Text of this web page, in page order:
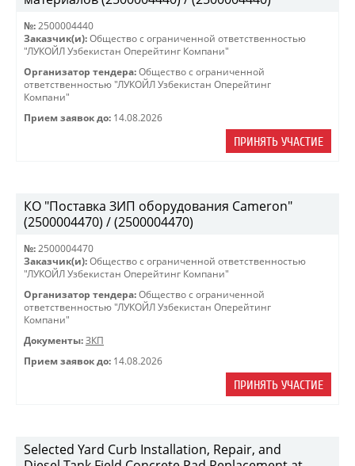
№: 2500004440
Заказчик(и): Общество с ограниченной ответственностью
"ЛУКОЙЛ Узбекистан Оперейтинг Компани"
Организатор тендера: Общество с ограниченной
ответственностью "ЛУКОЙЛ Узбекистан Оперейтинг
Компани"
Прием заявок до: 14.08.2026
ПРИНЯТЬ УЧАСТИЕ
КО "Поставка ЗИП оборудования Cameron"
(2500004470) / (2500004470)
№: 2500004470
Заказчик(и): Общество с ограниченной ответственностью
"ЛУКОЙЛ Узбекистан Оперейтинг Компани"
Организатор тендера: Общество с ограниченной
ответственностью "ЛУКОЙЛ Узбекистан Оперейтинг
Компани"
Документы: ЗКП
Прием заявок до: 14.08.2026
ПРИНЯТЬ УЧАСТИЕ
Selected Yard Curb Installation, Repair, and